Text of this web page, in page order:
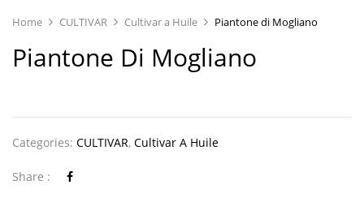
Home CULTIVAR Cultivar a Huile Piantone di Mogliano
Piantone Di Mogliano
Categories: CULTIVAR, Cultivar A Huile
Share :